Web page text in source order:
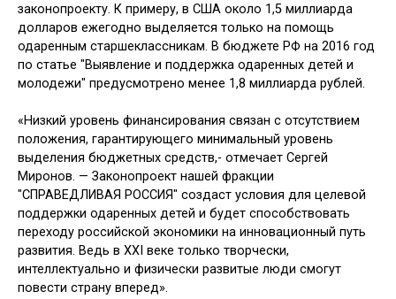
законопроекту. К примеру, в США около 1,5 миллиарда
долларов ежегодно выделяется только на помощь
одаренным старшеклассникам. В бюджете РФ на 2016 год
по статье "Выявление и поддержка одаренных детей и
молодежи" предусмотрено менее 1,8 миллиарда рублей.
«Низкий уровень финансирования связан с отсутствием
положения, гарантирующего минимальный уровень
выделения бюджетных средств,- отмечает Сергей
Миронов. — Законопроект нашей фракции
"СПРАВЕДЛИВАЯ РОССИЯ" создаст условия для целевой
поддержки одаренных детей и будет способствовать
переходу российской экономики на инновационный путь
развития. Ведь в XXI веке только творчески,
интеллектуально и физически развитые люди смогут
повести страну вперед».